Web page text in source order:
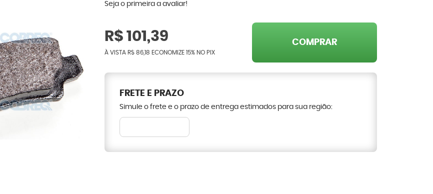
Seja o primeira a avaliar!
R$ 101,39
À VISTA R$ 86,18 ECONOMIZE 15% NO PIX
COMPRAR
FRETE E PRAZO
Simule o frete e o prazo de entrega estimados para sua região: